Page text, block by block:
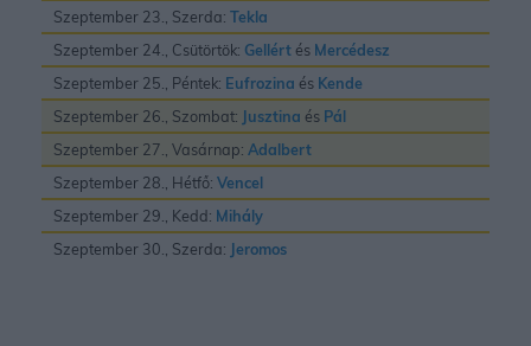
Szeptember 23., Szerda: Tekla
Szeptember 24., Csütörtök: Gellért és Mercédesz
Szeptember 25., Péntek: Eufrozina és Kende
Szeptember 26., Szombat: Jusztina és Pál
Szeptember 27., Vasárnap: Adalbert
Szeptember 28., Hétfő: Vencel
Szeptember 29., Kedd: Mihály
Szeptember 30., Szerda: Jeromos